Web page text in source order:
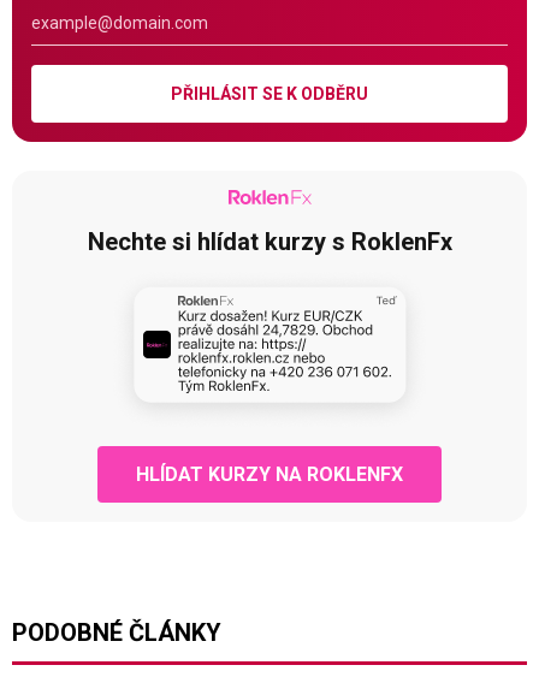
PŘIHLÁSIT SE K ODBĚRU
Nechte si hlídat kurzy s RoklenFx
HLÍDAT KURZY NA ROKLENFX
PODOBNÉ ČLÁNKY